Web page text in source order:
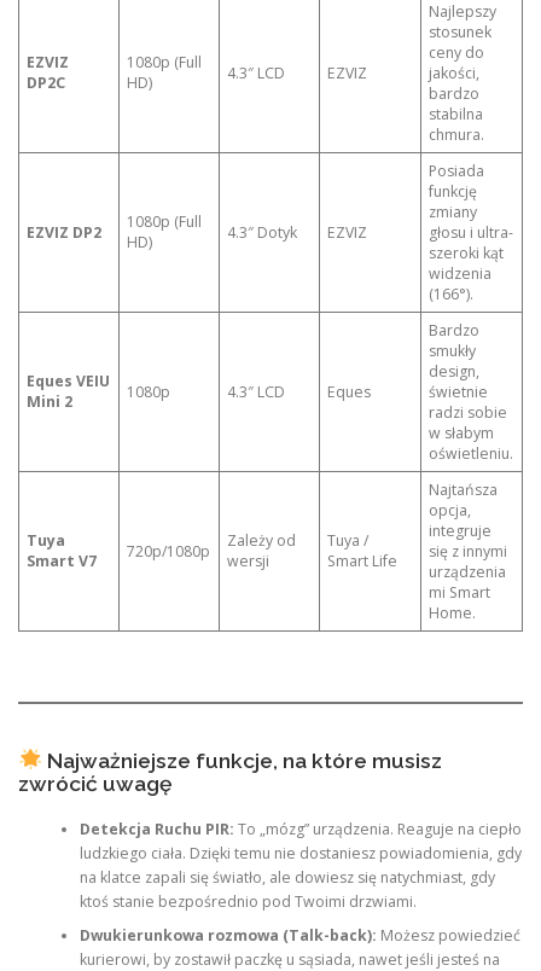
EZVIZ
DP2C
1080p (Full
HD)
4.3″ LCD EZVIZ
Najlepszy
stosunek
ceny do
jakości,
bardzo
stabilna
chmura.
EZVIZ DP2
1080p (Full
HD)
4.3″ Dotyk EZVIZ
Posiada
funkcję
zmiany
głosu i ultra-
szeroki kąt
widzenia
(166°).
Eques VEIU
Mini 2
1080p 4.3″ LCD Eques
Bardzo
smukły
design,
świetnie
radzi sobie
w słabym
oświetleniu.
Tuya
Smart V7
720p/1080p
Zależy od
wersji
Tuya /
Smart Life
Najtańsza
opcja,
integruje
się z innymi
urządzenia
mi Smart
Home.
Najważniejsze funkcje, na które musisz
zwrócić uwagę
Detekcja Ruchu PIR: To „mózg” urządzenia. Reaguje na ciepło
ludzkiego ciała. Dzięki temu nie dostaniesz powiadomienia, gdy
na klatce zapali się światło, ale dowiesz się natychmiast, gdy
ktoś stanie bezpośrednio pod Twoimi drzwiami.
Dwukierunkowa rozmowa (Talk-back): Możesz powiedzieć
kurierowi, by zostawił paczkę u sąsiada, nawet jeśli jesteś na